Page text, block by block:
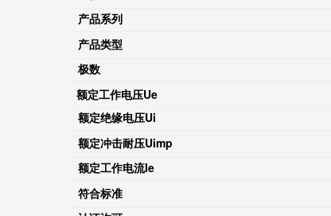
产品系列
产品类型
极数
额定工作电压Ue
额定绝缘电压Ui
额定冲击耐压Uimp
额定工作电流Ie
符合标准